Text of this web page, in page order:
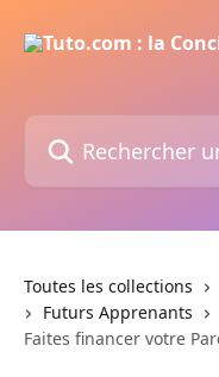
Rechercher un article...
Toutes les collections
Futurs Apprenants
Faites financer votre